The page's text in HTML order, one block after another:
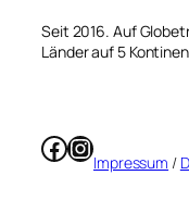
Seit 2016. Auf
Länder auf 5
Facebook
Instagram
Impressum /